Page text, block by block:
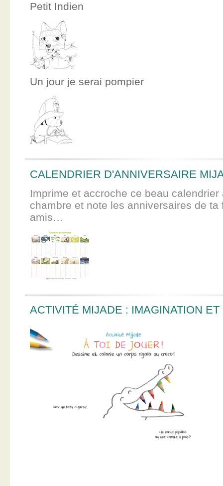
Petit Indien
Un jour je serai pompier
CALENDRIER D'ANNIVERSAIRE
Imprime et accroche ce beau calendrier
chambre et note les anniversaires de ta
amis…
ACTIVITÉ MIJADE : IMAGINATION